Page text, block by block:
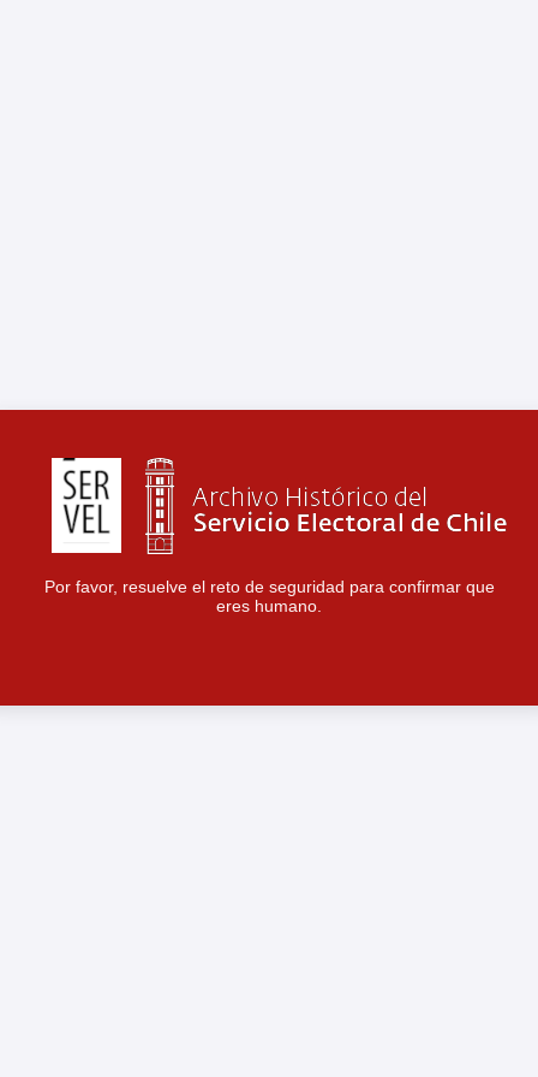
Por favor, resuelve el reto de seguridad para confirmar que
eres humano.